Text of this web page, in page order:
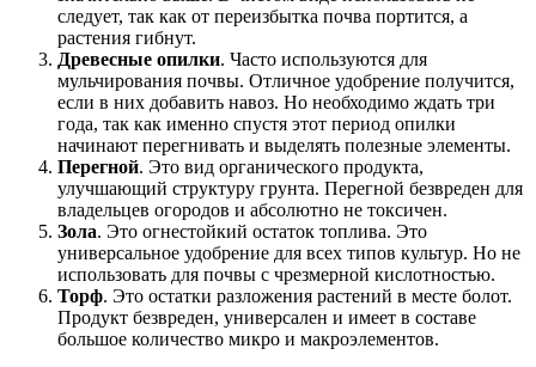
следует, так как от переизбытка почва портится, а
растения гибнут.
Древесные опилки. Часто используются для
мульчирования почвы. Отличное удобрение получится,
если в них добавить навоз. Но необходимо ждать три
года, так как именно спустя этот период опилки
начинают перегнивать и выделять полезные элементы.
Перегной. Это вид органического продукта,
улучшающий структуру грунта. Перегной безвреден для
владельцев огородов и абсолютно не токсичен.
Зола. Это огнестойкий остаток топлива. Это
универсальное удобрение для всех типов культур. Но не
использовать для почвы с чрезмерной кислотностью.
Торф. Это остатки разложения растений в месте болот.
Продукт безвреден, универсален и имеет в составе
большое количество микро и макроэлементов.